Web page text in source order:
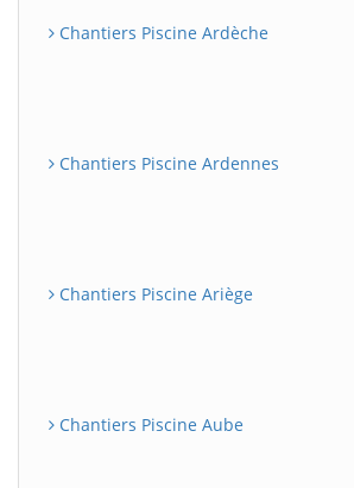
Chantiers Piscine Ardèche
Chantiers Piscine Ardennes
Chantiers Piscine Ariège
Chantiers Piscine Aube